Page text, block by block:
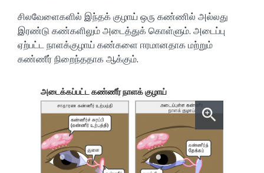
சிலவேளைகளில் இந்தக் குழாய் ஒரு கண்ணில் அல்லது
இரண்டு கண்களிலும் அடைத்துக் கொள்ளும். அடைப்பு
ஏற்பட்ட நாளக்குழாய் கண்களை ஈரமானதாக மற்றும்
கண்ணீர் நிறைந்ததாக ஆக்கும்.
அடைக்கப்பட்ட கண்ணீர் நாளக் குழாய்